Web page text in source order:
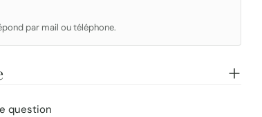
par mail ou téléphone.
question